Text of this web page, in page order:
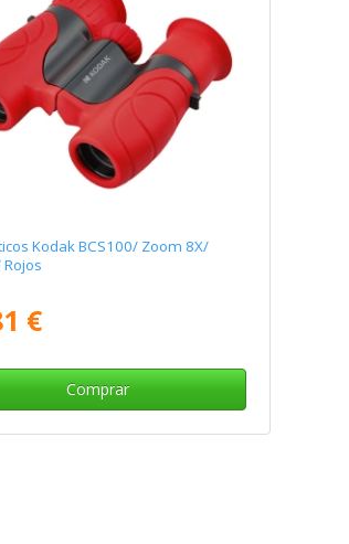
Kodak BCS100/ Zoom 8X/
€
Comprar